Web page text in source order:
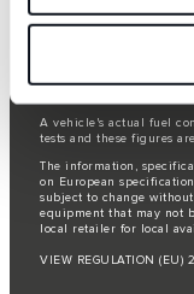
Registered Office: Abbey
The fuel consumption
A vehicle's actual fuel
tests and these figures
The information,
on European
subject to change
equipment that may not
local retailer for local
VIEW REGULATION (EU)